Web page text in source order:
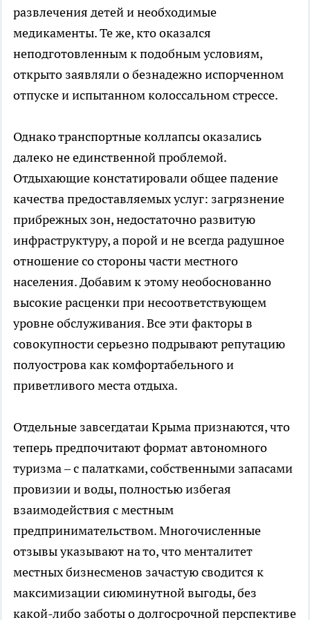
развлечения детей и необходимые
медикаменты. Те же, кто оказался
неподготовленным к подобным условиям,
открыто заявляли о безнадежно испорченном
отпуске и испытанном колоссальном стрессе.
Однако транспортные коллапсы оказались
далеко не единственной проблемой.
Отдыхающие констатировали общее падение
качества предоставляемых услуг: загрязнение
прибрежных зон, недостаточно развитую
инфраструктуру, а порой и не всегда радушное
отношение со стороны части местного
населения. Добавим к этому необоснованно
высокие расценки при несоответствующем
уровне обслуживания. Все эти факторы в
совокупности серьезно подрывают репутацию
полуострова как комфортабельного и
приветливого места отдыха.
Отдельные завсегдатаи Крыма признаются, что
теперь предпочитают формат автономного
туризма – с палатками, собственными запасами
провизии и воды, полностью избегая
взаимодействия с местным
предпринимательством. Многочисленные
отзывы указывают на то, что менталитет
местных бизнесменов зачастую сводится к
максимизации сиюминутной выгоды, без
какой-либо заботы о долгосрочной перспективе